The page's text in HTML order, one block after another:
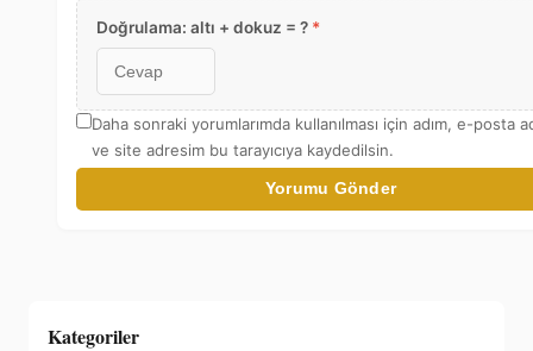
Doğrulama: altı + dokuz = ? *
Daha sonraki yorumlarımda kullanılması için adım, e-posta
ve site adresim bu tarayıcıya kaydedilsin.
Yorumu Gönder
Kategoriler